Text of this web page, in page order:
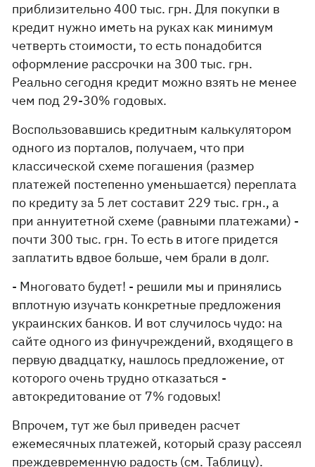
приблизительно 400 тыс. грн. Для покупки в
кредит нужно иметь на руках как минимум
четверть стоимости, то есть понадобится
оформление рассрочки на 300 тыс. грн.
Реально сегодня кредит можно взять не менее
чем под 29-30% годовых.
Воспользовавшись кредитным калькулятором
одного из порталов, получаем, что при
классической схеме погашения (размер
платежей постепенно уменьшается) переплата
по кредиту за 5 лет составит 229 тыс. грн., а
при аннуитетной схеме (равными платежами) -
почти 300 тыс. грн. То есть в итоге придется
заплатить вдвое больше, чем брали в долг.
- Многовато будет! - решили мы и принялись
вплотную изучать конкретные предложения
украинских банков. И вот случилось чудо: на
сайте одного из финучреждений, входящего в
первую двадцатку, нашлось предложение, от
которого очень трудно отказаться -
автокредитование от 7% годовых!
Впрочем, тут же был приведен расчет
ежемесячных платежей, который сразу рассеял
преждевременную радость (см. Таблицу).